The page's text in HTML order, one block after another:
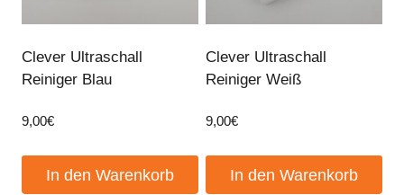
Clever Ultraschall
Reiniger Blau
9,00€
In den Warenkorb
Clever Ultraschall
Reiniger Weiß
9,00€
In den Warenkorb